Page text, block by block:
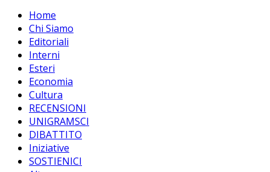
Home
Chi Siamo
Editoriali
Interni
Esteri
Economia
Cultura
RECENSIONI
UNIGRAMSCI
DIBATTITO
Iniziative
SOSTIENICI